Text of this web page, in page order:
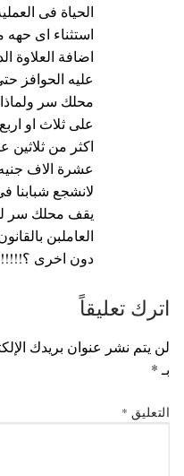
الحياة فى
استثناء اى حهه
اضافة العلاوة
عليه الحوافز
محلك سر
على ثلاث او
اكثر من
عشرة الاف
لانشجع شبابنا
يقف محلك سر
دون اخرى
اترك تعليقاً
لن يتم نشر عنوان بريدك
بـ *
التعليق *